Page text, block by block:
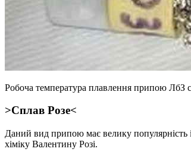
Робоча температура плавлення припою ЛбЗ
>Сплав Розе<
Даний вид припою має велику популярність
хіміку Валентину Розі.